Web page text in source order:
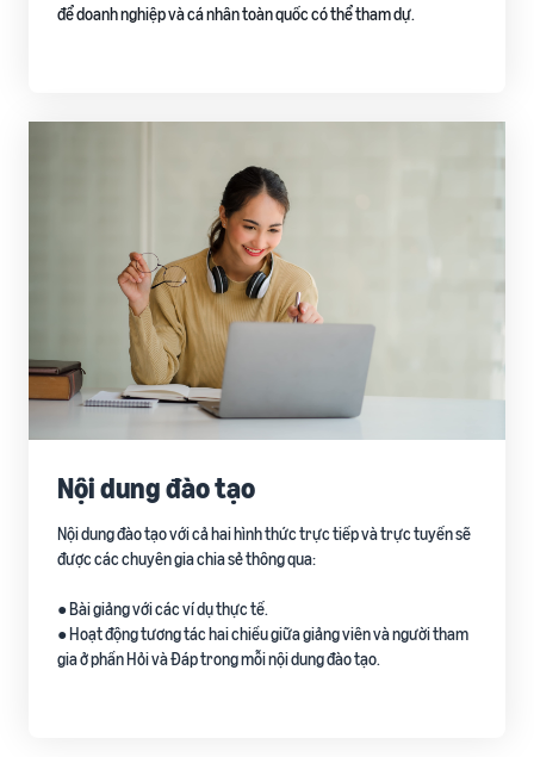
để doanh nghiệp và cá nhân toàn quốc có thể tham dự.
Nội dung đào tạo
Nội dung đào tạo với cả hai hình thức trực tiếp và trực tuyến sẽ
được các chuyên gia chia sẻ thông qua:
● Bài giảng với các ví dụ thực tế.
● Hoạt động tương tác hai chiều giữa giảng viên và người tham
gia ở phần Hỏi và Đáp trong mỗi nội dung đào tạo.